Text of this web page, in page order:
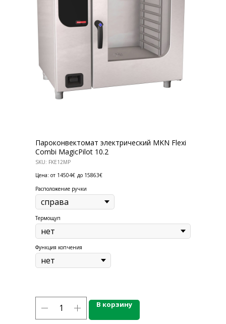
Пароконвектомат электрический MKN Flexi
Combi MagicPilot 10.2
SKU: FKE12MP
Цена: от 14504€ до 15863€
Расположение ручки
Термощуп
Функция копчения
В корзину
КОНТАКТЫ
Ждём Вас в выставочном зале
г. Калининград, ул. Дзержинского, д. 125
777-987
Кордиалы, Сиропы, Основы
Напитки
mbr@mbr.ltd